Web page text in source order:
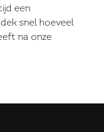
een
snel hoeveel
na onze